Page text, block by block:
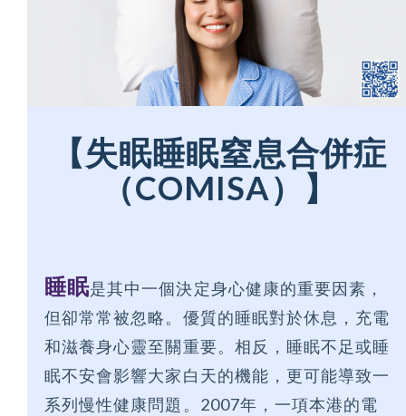
【失眠睡眠窒息合併症
（COMISA）】
睡眠是其中一個決定身心健康的重要因素，
但卻常常被忽略。優質的睡眠對於休息，充電
和滋養身心靈至關重要。相反，睡眠不足或睡
眠不安會影響大家白天的機能，更可能導致一
系列慢性健康問題。2007年，一項本港的電